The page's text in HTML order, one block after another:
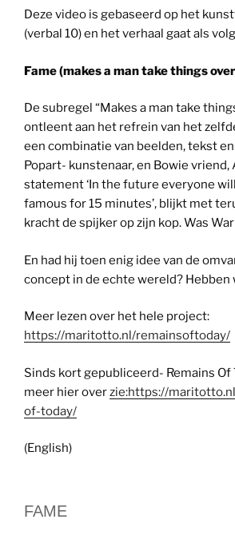
Deze video is gebaseerd op het
(verbal 10) en het verhaal gaat als
Fame (makes a man take things
De subregel “Makes a man take
ontleent aan het refrein van het
een combinatie van beelden, tekst
Popart- kunstenaar, en Bowie vriend,
statement ‘In the future everyone
famous for 15 minutes’, blijkt met
kracht de spijker op zijn kop. Was
En had hij toen enig idee van de
concept in de echte wereld? Hebben
Meer lezen over het hele project:
https://maritotto.nl/remainsoftoday/
Sinds kort gepubliceerd- Remains Of
meer hier overzie:https://
of-today/
(English)
FAME